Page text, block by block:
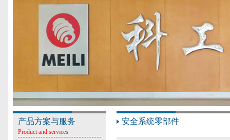
产品方案与服务
Product and services
安全系统零部件